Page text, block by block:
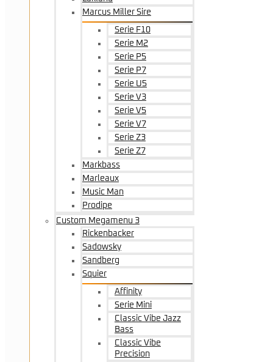
Marcus Miller Sire
Serie F10
Serie M2
Serie P5
Serie P7
Serie U5
Serie V3
Serie V5
Serie V7
Serie Z3
Serie Z7
Markbass
Marleaux
Music Man
Prodipe
Custom Megamenu 3
Rickenbacker
Sadowsky
Sandberg
Squier
Affinity
Serie Mini
Classic Vibe Jazz
Bass
Classic Vibe
Precision